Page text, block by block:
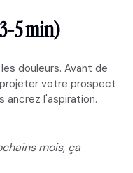
5 min)
douleurs. Avant de
votre prospect
ancrez l'aspiration.
mois, ça